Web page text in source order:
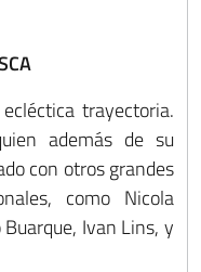
trayectoria.
además de su
con otros grandes
como Nicola
Ivan Lins, y